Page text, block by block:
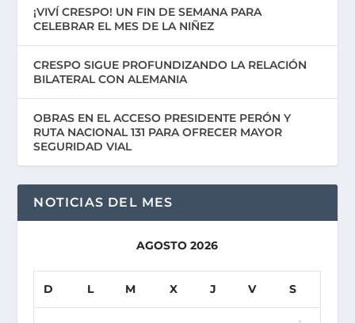
¡VIVÍ CRESPO! UN FIN DE SEMANA PARA
CELEBRAR EL MES DE LA NIÑEZ
CRESPO SIGUE PROFUNDIZANDO LA RELACIÓN
BILATERAL CON ALEMANIA
OBRAS EN EL ACCESO PRESIDENTE PERÓN Y
RUTA NACIONAL 131 PARA OFRECER MAYOR
SEGURIDAD VIAL
NOTICIAS DEL MES
AGOSTO 2026
D L M X J V S